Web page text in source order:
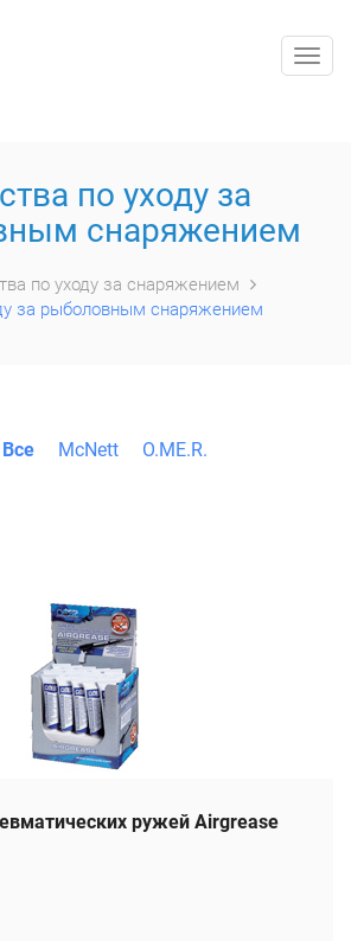
по уходу за
снаряжением
по уходу за снаряжением
за рыболовным снаряжением
Все McNett O.ME.R.
ружей Airgrease